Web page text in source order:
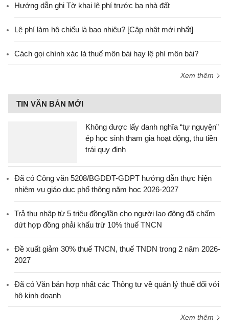
Hướng dẫn ghi Tờ khai lệ phí trước bạ nhà đất
Lệ phí làm hộ chiếu là bao nhiêu? [Cập nhật mới nhất]
Cách gọi chính xác là thuế môn bài hay lệ phí môn bài?
Xem thêm
TIN VĂN BẢN MỚI
Không được lấy danh nghĩa “tự nguyện”
ép học sinh tham gia hoạt động, thu tiền
trái quy định
Đã có Công văn 5208/BGDĐT-GDPT hướng dẫn thực hiện
nhiệm vụ giáo dục phổ thông năm học 2026-2027
Trả thu nhập từ 5 triệu đồng/lần cho người lao động đã chấm
dứt hợp đồng phải khấu trừ 10% thuế TNCN
Đề xuất giảm 30% thuế TNCN, thuế TNDN trong 2 năm 2026-
2027
Đã có Văn bản hợp nhất các Thông tư về quản lý thuế đối với
hộ kinh doanh
Xem thêm